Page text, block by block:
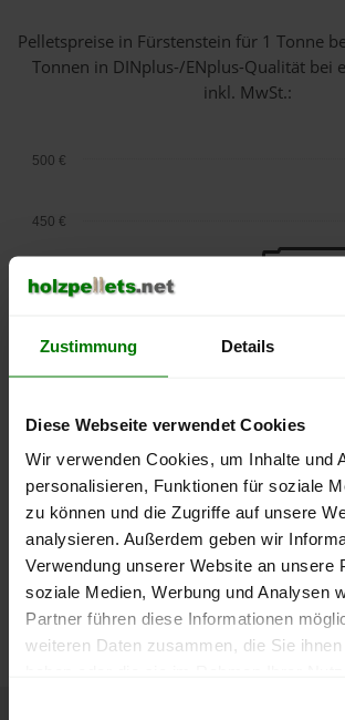
Zustimmung Details
Diese Webseite verwendet Cookies
Wir verwenden Cookies, um Inhalte und
personalisieren, Funktionen für soziale
zu können und die Zugriffe auf unsere
analysieren. Außerdem geben wir
Verwendung unserer Website an unsere
soziale Medien, Werbung und Analysen
Partner führen diese Informationen
weiteren Daten zusammen, die Sie
Pelletspreise in Fürstenstein für 1 Tonne
Tonnen in DINplus-/ENplus-Qualität bei
inkl. MwSt.:
lose Ware Sackware
September
Januar
250 €
350 €
400 €
450 €
500 €
Die aktuelle Preisentwicklung für
können Sie jederzeit auf unserer
nachvollziehen.